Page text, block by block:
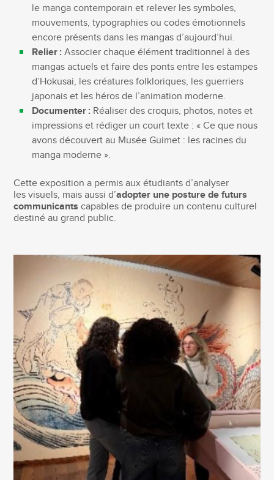
le manga contemporain et relever les symboles,
mouvements, typographies ou codes émotionnels
encore présents dans les mangas d’aujourd’hui.
Relier : Associer chaque élément traditionnel à des
mangas actuels et faire des ponts entre les estampes
d’Hokusai, les créatures folkloriques, les guerriers
japonais et les héros de l’animation moderne.
Documenter : Réaliser des croquis, photos, notes et
impressions et rédiger un court texte : « Ce que nous
avons découvert au Musée Guimet : les racines du
manga moderne ».
Cette exposition a permis aux étudiants d’analyser
les visuels, mais aussi d’adopter une posture de futurs
communicantscapables de produire un contenu culturel
destiné au grand public.